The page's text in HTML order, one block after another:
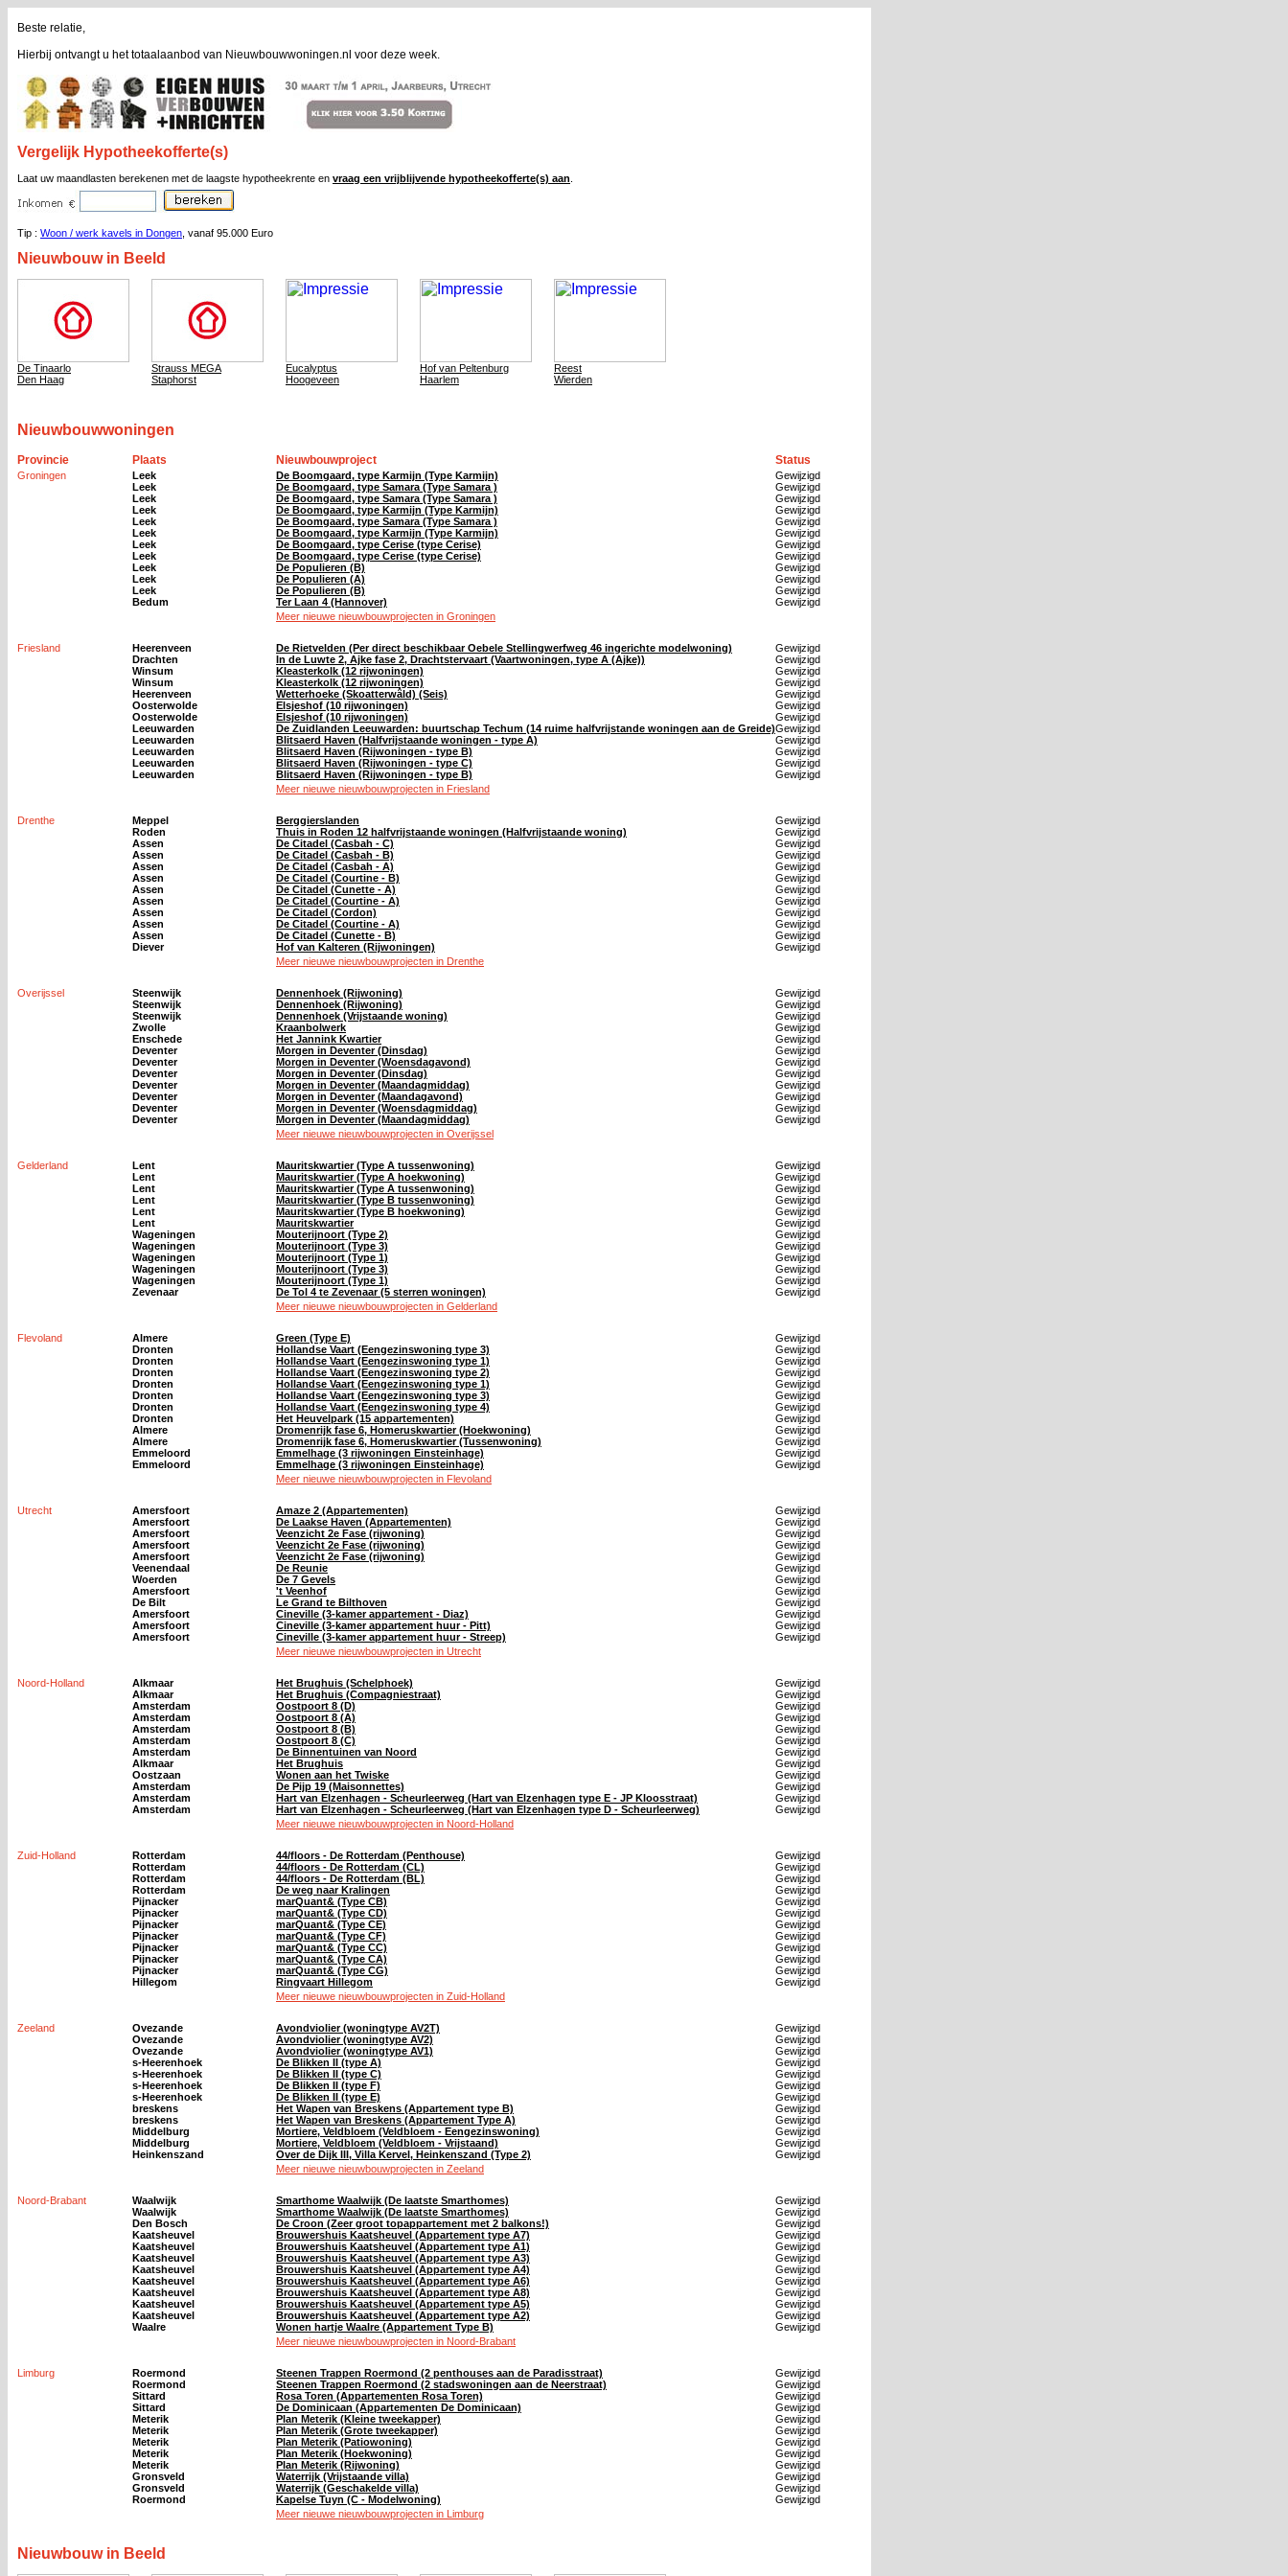
Beste relatie,
Hierbij ontvangt u het totaalaanbod van Nieuwbouwwoningen.nl voor deze week.
Vergelijk Hypotheekofferte(s)
Laat uw maandlasten berekenen met de laagste hypotheekrente en vraag een vrijblijvende hypotheekofferte(s) aan
Tip : Woon / werk kavels in Dongen , vanaf 95.000 Euro
Nieuwbouw in Beeld
De Tinaarlo
Den Haag
Strauss MEGA
Staphorst
Eucalyptus
Hoogeveen
Hof van Peltenburg
Haarlem
Reest
Wierden
Nieuwbouwwoningen
Provincie Plaats Nieuwbouwproject Status
Groningen Leek De Boomgaard, type Karmijn (Type Karmijn)
Gewijzigd
Leek
De Boomgaard, type Samara (Type Samara )
Gewijzigd
Leek
De Boomgaard, type Samara (Type Samara )
Gewijzigd
Leek
De Boomgaard, type Karmijn (Type Karmijn)
Gewijzigd
Leek
De Boomgaard, type Samara (Type Samara )
Gewijzigd
Leek
De Boomgaard, type Karmijn (Type Karmijn)
Gewijzigd
Leek
De Boomgaard, type Cerise (type Cerise)
Gewijzigd
Leek
De Boomgaard, type Cerise (type Cerise)
Gewijzigd
Leek
De Populieren (B)
Gewijzigd
Leek
De Populieren (A)
Gewijzigd
Leek
De Populieren (B)
Gewijzigd
Bedum
Ter Laan 4 (Hannover)
Gewijzigd
Meer nieuwe nieuwbouwprojecten in Groningen
Friesland Heerenveen De Rietvelden (Per direct beschikbaar Oebele Stellingwerfweg 46 ingerichte modelwoning)
Gewijzigd
Drachten
In de Luwte 2, Ajke fase 2, Drachtstervaart (Vaartwoningen, type A (Ajke))
Gewijzigd
Winsum
Kleasterkolk (12 rijwoningen)
Gewijzigd
Winsum
Kleasterkolk (12 rijwoningen)
Gewijzigd
Heerenveen
Wetterhoeke (Skoatterwâld) (Seis)
Gewijzigd
Oosterwolde
Elsjeshof (10 rijwoningen)
Gewijzigd
Oosterwolde
Elsjeshof (10 rijwoningen)
Gewijzigd
Leeuwarden
De Zuidlanden Leeuwarden: buurtschap Techum (14 ruime halfvrijstande woningen aan de Greide)Gewijzigd
Leeuwarden
Blitsaerd Haven (Halfvrijstaande woningen - type A)
Gewijzigd
Leeuwarden
Blitsaerd Haven (Rijwoningen - type B)
Gewijzigd
Leeuwarden
Blitsaerd Haven (Rijwoningen - type C)
Gewijzigd
Leeuwarden
Blitsaerd Haven (Rijwoningen - type B)
Gewijzigd
Meer nieuwe nieuwbouwprojecten in Friesland
Drenthe Meppel Berggierslanden
Gewijzigd
Roden
Thuis in Roden 12 halfvrijstaande woningen (Halfvrijstaande woning)
Gewijzigd
Assen
De Citadel (Casbah - C)
Gewijzigd
Assen
De Citadel (Casbah - B)
Gewijzigd
Assen
De Citadel (Casbah - A)
Gewijzigd
Assen
De Citadel (Courtine - B)
Gewijzigd
Assen
De Citadel (Cunette - A)
Gewijzigd
Assen
De Citadel (Courtine - A)
Gewijzigd
Assen
De Citadel (Cordon)
Gewijzigd
Assen
De Citadel (Courtine - A)
Gewijzigd
Assen
De Citadel (Cunette - B)
Gewijzigd
Diever
Hof van Kalteren (Rijwoningen)
Gewijzigd
Meer nieuwe nieuwbouwprojecten in Drenthe
Overijssel Steenwijk Dennenhoek (Rijwoning)
Gewijzigd
Steenwijk
Dennenhoek (Rijwoning)
Gewijzigd
Steenwijk
Dennenhoek (Vrijstaande woning)
Gewijzigd
Zwolle
Kraanbolwerk
Gewijzigd
Enschede
Het Jannink Kwartier
Gewijzigd
Deventer
Morgen in Deventer (Dinsdag)
Gewijzigd
Deventer
Morgen in Deventer (Woensdagavond)
Gewijzigd
Deventer
Morgen in Deventer (Dinsdag)
Gewijzigd
Deventer
Morgen in Deventer (Maandagmiddag)
Gewijzigd
Deventer
Morgen in Deventer (Maandagavond)
Gewijzigd
Deventer
Morgen in Deventer (Woensdagmiddag)
Gewijzigd
Deventer
Morgen in Deventer (Maandagmiddag)
Gewijzigd
Meer nieuwe nieuwbouwprojecten in Overijssel
Gelderland Lent Mauritskwartier (Type A tussenwoning)
Gewijzigd
Lent
Mauritskwartier (Type A hoekwoning)
Gewijzigd
Lent
Mauritskwartier (Type A tussenwoning)
Gewijzigd
Lent
Mauritskwartier (Type B tussenwoning)
Gewijzigd
Lent
Mauritskwartier (Type B hoekwoning)
Gewijzigd
Lent
Mauritskwartier
Gewijzigd
Wageningen
Mouterijnoort (Type 2)
Gewijzigd
Wageningen
Mouterijnoort (Type 3)
Gewijzigd
Wageningen
Mouterijnoort (Type 1)
Gewijzigd
Wageningen
Mouterijnoort (Type 3)
Gewijzigd
Wageningen
Mouterijnoort (Type 1)
Gewijzigd
Zevenaar
De Tol 4 te Zevenaar (5 sterren woningen)
Gewijzigd
Meer nieuwe nieuwbouwprojecten in Gelderland
Flevoland Almere Green (Type E)
Gewijzigd
Dronten
Hollandse Vaart (Eengezinswoning type 3)
Gewijzigd
Dronten
Hollandse Vaart (Eengezinswoning type 1)
Gewijzigd
Dronten
Hollandse Vaart (Eengezinswoning type 2)
Gewijzigd
Dronten
Hollandse Vaart (Eengezinswoning type 1)
Gewijzigd
Dronten
Hollandse Vaart (Eengezinswoning type 3)
Gewijzigd
Dronten
Hollandse Vaart (Eengezinswoning type 4)
Gewijzigd
Dronten
Het Heuvelpark (15 appartementen)
Gewijzigd
Almere
Dromenrijk fase 6, Homeruskwartier (Hoekwoning)
Gewijzigd
Almere
Dromenrijk fase 6, Homeruskwartier (Tussenwoning)
Gewijzigd
Emmeloord
Emmelhage (3 rijwoningen Einsteinhage)
Gewijzigd
Emmeloord
Emmelhage (3 rijwoningen Einsteinhage)
Gewijzigd
Meer nieuwe nieuwbouwprojecten in Flevoland
Utrecht Amersfoort Amaze 2 (Appartementen)
Gewijzigd
Amersfoort
De Laakse Haven (Appartementen)
Gewijzigd
Amersfoort
Veenzicht 2e Fase (rijwoning)
Gewijzigd
Amersfoort
Veenzicht 2e Fase (rijwoning)
Gewijzigd
Amersfoort
Veenzicht 2e Fase (rijwoning)
Gewijzigd
Veenendaal
De Reunie
Gewijzigd
Woerden
De 7 Gevels
Gewijzigd
Amersfoort
't Veenhof
Gewijzigd
De Bilt
Le Grand te Bilthoven
Gewijzigd
Amersfoort
Cineville (3-kamer appartement - Diaz)
Gewijzigd
Amersfoort
Cineville (3-kamer appartement huur - Pitt)
Gewijzigd
Amersfoort
Cineville (3-kamer appartement huur - Streep)
Gewijzigd
Meer nieuwe nieuwbouwprojecten in Utrecht
Noord-Holland Alkmaar Het Brughuis (Schelphoek)
Gewijzigd
Alkmaar
Het Brughuis (Compagniestraat)
Gewijzigd
Amsterdam
Oostpoort 8 (D)
Gewijzigd
Amsterdam
Oostpoort 8 (A)
Gewijzigd
Amsterdam
Oostpoort 8 (B)
Gewijzigd
Amsterdam
Oostpoort 8 (C)
Gewijzigd
Amsterdam
De Binnentuinen van Noord
Gewijzigd
Alkmaar
Het Brughuis
Gewijzigd
Oostzaan
Wonen aan het Twiske
Gewijzigd
Amsterdam
De Pijp 19 (Maisonnettes)
Gewijzigd
Amsterdam
Hart van Elzenhagen - Scheurleerweg (Hart van Elzenhagen type E - JP Kloosstraat)
Gewijzigd
Amsterdam
Hart van Elzenhagen - Scheurleerweg (Hart van Elzenhagen type D - Scheurleerweg)
Gewijzigd
Meer nieuwe nieuwbouwprojecten in Noord-Holland
Zuid-Holland Rotterdam 44/floors - De Rotterdam (Penthouse)
Gewijzigd
Rotterdam
44/floors - De Rotterdam (CL)
Gewijzigd
Rotterdam
44/floors - De Rotterdam (BL)
Gewijzigd
Rotterdam
De weg naar Kralingen
Gewijzigd
Pijnacker
marQuant& (Type CB)
Gewijzigd
Pijnacker
marQuant& (Type CD)
Gewijzigd
Pijnacker
marQuant& (Type CE)
Gewijzigd
Pijnacker
marQuant& (Type CF)
Gewijzigd
Pijnacker
marQuant& (Type CC)
Gewijzigd
Pijnacker
marQuant& (Type CA)
Gewijzigd
Pijnacker
marQuant& (Type CG)
Gewijzigd
Hillegom
Ringvaart Hillegom
Gewijzigd
Meer nieuwe nieuwbouwprojecten in Zuid-Holland
Zeeland Ovezande Avondviolier (woningtype AV2T)
Gewijzigd
Ovezande
Avondviolier (woningtype AV2)
Gewijzigd
Ovezande
Avondviolier (woningtype AV1)
Gewijzigd
s-Heerenhoek
De Blikken II (type A)
Gewijzigd
s-Heerenhoek
De Blikken II (type C)
Gewijzigd
s-Heerenhoek
De Blikken II (type F)
Gewijzigd
s-Heerenhoek
De Blikken II (type E)
Gewijzigd
breskens
Het Wapen van Breskens (Appartement type B)
Gewijzigd
breskens
Het Wapen van Breskens (Appartement Type A)
Gewijzigd
Middelburg
Mortiere, Veldbloem (Veldbloem - Eengezinswoning)
Gewijzigd
Middelburg
Mortiere, Veldbloem (Veldbloem - Vrijstaand)
Gewijzigd
Heinkenszand
Over de Dijk III, Villa Kervel, Heinkenszand (Type 2)
Gewijzigd
Meer nieuwe nieuwbouwprojecten in Zeeland
Noord-Brabant Waalwijk Smarthome Waalwijk (De laatste Smarthomes)
Gewijzigd
Waalwijk
Smarthome Waalwijk (De laatste Smarthomes)
Gewijzigd
Den Bosch
De Croon (Zeer groot topappartement met 2 balkons!)
Gewijzigd
Kaatsheuvel
Brouwershuis Kaatsheuvel (Appartement type A7)
Gewijzigd
Kaatsheuvel
Brouwershuis Kaatsheuvel (Appartement type A1)
Gewijzigd
Kaatsheuvel
Brouwershuis Kaatsheuvel (Appartement type A3)
Gewijzigd
Kaatsheuvel
Brouwershuis Kaatsheuvel (Appartement type A4)
Gewijzigd
Kaatsheuvel
Brouwershuis Kaatsheuvel (Appartement type A6)
Gewijzigd
Kaatsheuvel
Brouwershuis Kaatsheuvel (Appartement type A8)
Gewijzigd
Kaatsheuvel
Brouwershuis Kaatsheuvel (Appartement type A5)
Gewijzigd
Kaatsheuvel
Brouwershuis Kaatsheuvel (Appartement type A2)
Gewijzigd
Waalre
Wonen hartje Waalre (Appartement Type B)
Gewijzigd
Meer nieuwe nieuwbouwprojecten in Noord-Brabant
Limburg Roermond Steenen Trappen Roermond (2 penthouses aan de Paradisstraat)
Gewijzigd
Roermond
Steenen Trappen Roermond (2 stadswoningen aan de Neerstraat)
Gewijzigd
Sittard
Rosa Toren (Appartementen Rosa Toren)
Gewijzigd
Sittard
De Dominicaan (Appartementen De Dominicaan)
Gewijzigd
Meterik
Plan Meterik (Kleine tweekapper)
Gewijzigd
Meterik
Plan Meterik (Grote tweekapper)
Gewijzigd
Meterik
Plan Meterik (Patiowoning)
Gewijzigd
Meterik
Plan Meterik (Hoekwoning)
Gewijzigd
Meterik
Plan Meterik (Rijwoning)
Gewijzigd
Gronsveld
Waterrijk (Vrijstaande villa)
Gewijzigd
Gronsveld
Waterrijk (Geschakelde villa)
Gewijzigd
Roermond
Kapelse Tuyn (C - Modelwoning)
Gewijzigd
Meer nieuwe nieuwbouwprojecten in Limburg
Nieuwbouw in Beeld